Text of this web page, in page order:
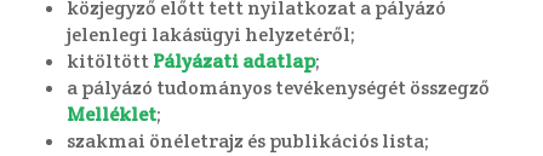
közjegyző előtt tett nyilatkozat a pályázó
jelenlegi lakásügyi helyzetéről;
kitöltöttPályázati adatlap;
a pályázó tudományos tevékenységét összegző
Melléklet;
szakmai önéletrajz és publikációs lista;